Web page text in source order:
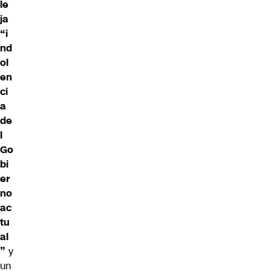
le
ja
“i
nd
ol
en
ci
a
de
l
Go
bi
er
no
ac
tu
al
” y
un